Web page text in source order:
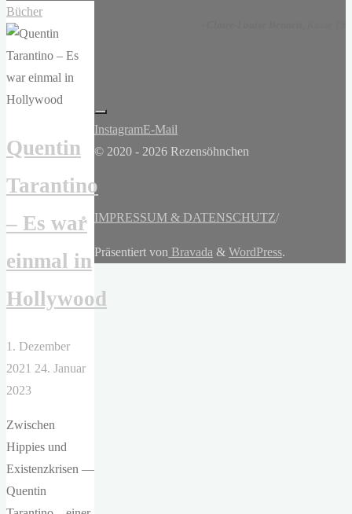
Bücher
Quentin
Tarantino
– Es war
einmal in
Hollywood
1. Dezember
2021 24. Januar
2023
Zwischen
Hippies und
Existenzkrisen —
Quentin
InstagramE-Mail
© 2020 - 2026 Rezensöhnchen
IMPRESSUM & DATENSCHUTZ/
Präsentiert von Bravada & WordPress.